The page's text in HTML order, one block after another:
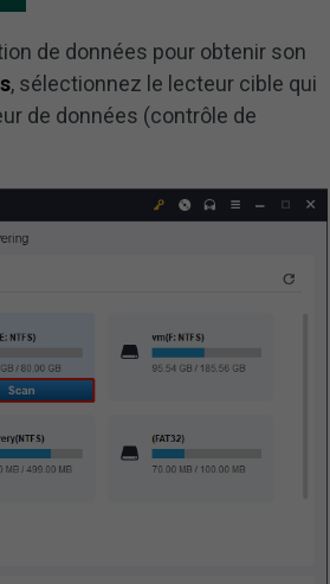
de données pour obtenir son
, sélectionnez le lecteur cible qui
de données (contrôle de